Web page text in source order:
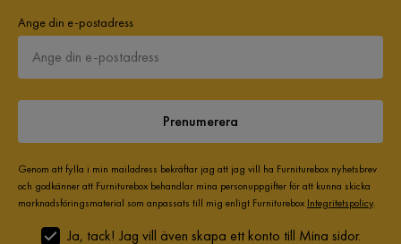
Ange din e-postadress
Prenumerera
Genom att fylla i min mailadress bekräftar jag att jag vill ha Furniturebox nyhetsbrev
och godkänner att Furniturebox behandlar mina personuppgifter för att kunna skicka
marknadsföringsmaterial som anpassats till mig enligt Furniturebox Integritetspolicy.
Ja, tack! Jag vill även skapa ett konto till Mina sidor.